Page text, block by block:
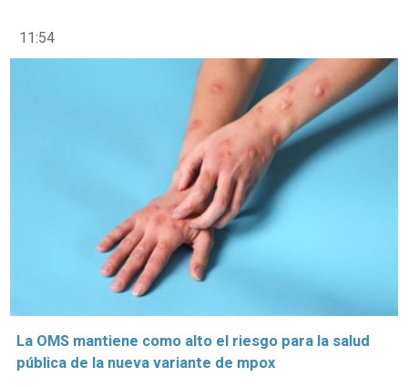
11:54
La OMS mantiene como alto el riesgo para la salud
pública de la nueva variante de mpox